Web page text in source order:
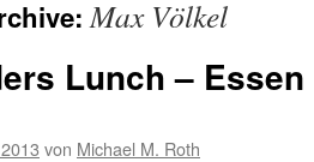
Max Völkel
Lunch –
von Michael M. Roth